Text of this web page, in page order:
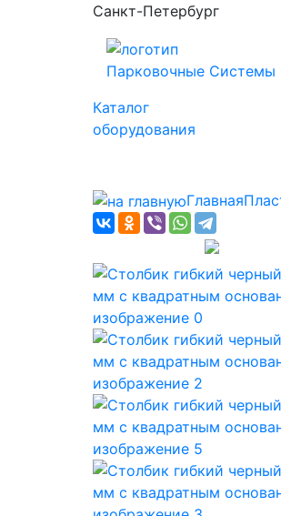
Санкт-Петербург
Парковочные Системы
Каталог
оборудования
Главная